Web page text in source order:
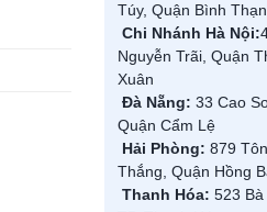
Túy, Quận Bình
Chi Nhánh Hà Nội:
Nguyễn Trãi, Quận
Xuân
Đà Nẵng: 33 Cao
Quận Cẩm Lệ
Hải Phòng: 879
Thắng, Quận Hồng
Thanh Hóa: 523 Bà